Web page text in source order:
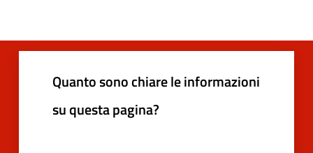
Quanto sono chiare le informazioni
su questa pagina?